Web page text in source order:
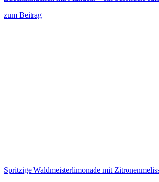
zum Beitrag
Spritzige Waldmeisterlimonade mit